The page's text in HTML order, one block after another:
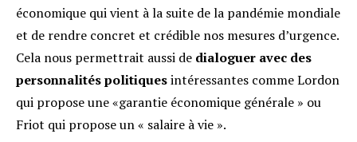
économique qui vient à la suite de la pandémie mondiale
et de rendre concret et crédible nos mesures d’urgence.
Cela nous permettrait aussi de dialoguer avec des
personnalités politiquesintéressantes comme Lordon
qui propose une «garantie économique générale » ou
Friot qui propose un « salaire à vie ».